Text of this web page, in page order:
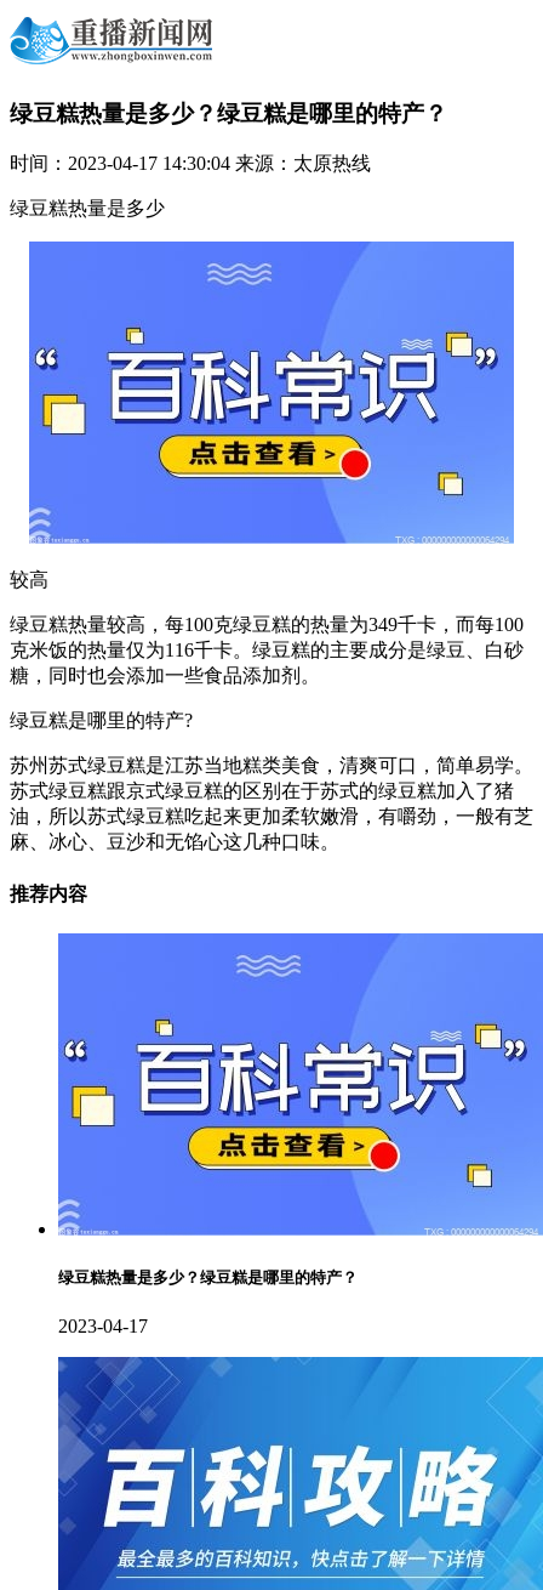
绿豆糕热量是多少？绿豆糕是哪里的特产？
时间：2023-04-17 14:30:04 来源：太原热线
绿豆糕热量是多少
较高
绿豆糕热量较高，每100克绿豆糕的热量为349千卡，而每100
克米饭的热量仅为116千卡。绿豆糕的主要成分是绿豆、白砂
糖，同时也会添加一些食品添加剂。
绿豆糕是哪里的特产?
苏州苏式绿豆糕是江苏当地糕类美食，清爽可口，简单易学。
苏式绿豆糕跟京式绿豆糕的区别在于苏式的绿豆糕加入了猪
油，所以苏式绿豆糕吃起来更加柔软嫩滑，有嚼劲，一般有芝
麻、冰心、豆沙和无馅心这几种口味。
推荐内容
绿豆糕热量是多少？绿豆糕是哪里的特产？
2023-04-17